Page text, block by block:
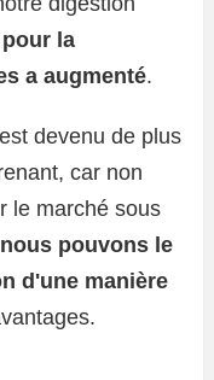
la
a augmenté.
devenu de plus
car non
le marché sous
nous pouvons le
d'une manière